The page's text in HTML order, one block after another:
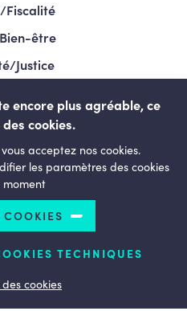
Fiscalité
être
Justice
de changer - Tous droits
de confidentialité
encore plus agréable, ce
cookies.
acceptez nos cookies.
les paramètres des cookies
TECHNIQUES
cookies